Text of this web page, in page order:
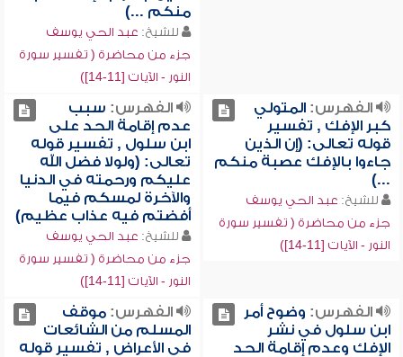
منكم ...)
للشيخ: عبد الحي يوسف
جزء من محاضرة ( تفسير سورة
النور - الآيات [11-14])
الفهرس:المتولي
كبر الإفك , تفسير
قوله تعالى: (إن الذين
جاءوا بالإفك عصبة منكم
...)
للشيخ: عبد الحي يوسف
جزء من محاضرة ( تفسير سورة
النور - الآيات [11-14])
الفهرس: سبب
عدم إقامة الحد على
ابن سلول , تفسير قوله
تعالى: (ولولا فضل الله
عليكم ورحمته في الدنيا
والآخرة لمسكم فيما
أفضتم فيه عذاب عظيم)
للشيخ: عبد الحي يوسف
جزء من محاضرة ( تفسير سورة
النور - الآيات [11-14])
الفهرس: وضوح أمر
ابن سلول في نشر
الإفك وعدم إقامة الحد
الفهرس:موقف
المسلم من الشائعات
في الأعراض , تفسير قوله